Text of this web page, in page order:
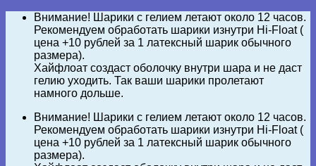
Skip
content
Внимание! Шарики с гелием летают около 12 часов.
Рекомендуем обработать шарики изнутри Hi-Float (
цена +10 рублей за 1 латексный шарик обычного
размера).
Хайфлоат создаст оболочку внутри шара и не даст
гелию уходить. Так ваши шарики пролетают
намного дольше.
Внимание! Шарики с гелием летают около 12 часов.
Рекомендуем обработать шарики изнутри Hi-Float (
цена +10 рублей за 1 латексный шарик обычного
размера).